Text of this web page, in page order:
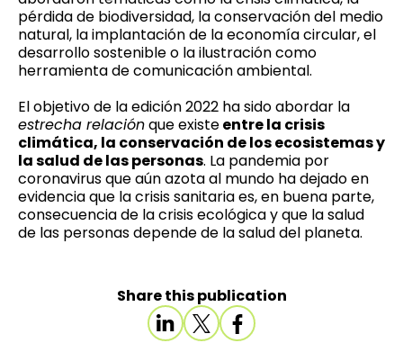
pérdida de biodiversidad, la conservación del medio
natural, la implantación de la economía circular, el
desarrollo sostenible o la ilustración como
herramienta de comunicación ambiental.
El objetivo de la edición 2022 ha sido abordar la
estrecha relaciónque existeentre la crisis
climática, la conservación de los ecosistemas y
la salud de las personas. La pandemia por
coronavirus que aún azota al mundo ha dejado en
evidencia que la crisis sanitaria es, en buena parte,
consecuencia de la crisis ecológica y que la salud
de las personas depende de la salud del planeta.
Share this publication